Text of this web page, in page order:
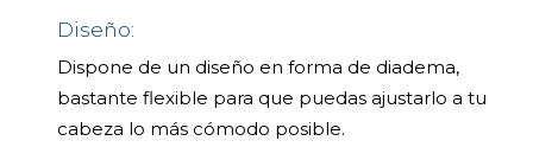
Diseño:
Dispone de un diseño en forma de diadema,
bastante flexible para que puedas ajustarlo a tu
cabeza lo más cómodo posible.